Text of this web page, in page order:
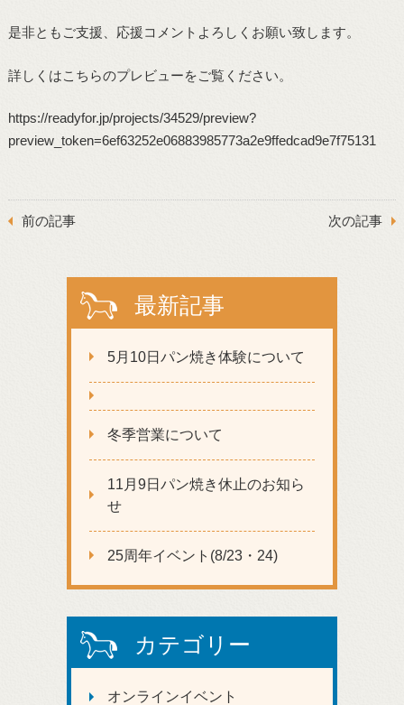
是非ともご支援、応援コメントよろしくお願い致します。
詳しくはこちらのプレビューをご覧ください。
https://readyfor.jp/projects/34529/preview?
preview_token=6ef63252e06883985773a2e9ffedcad9e7f75131
前の記事 次の記事
最新記事
5月10日パン焼き体験について
冬季営業について
11月9日パン焼き休止のお知ら
せ
25周年イベント(8/23・24)
カテゴリー
オンラインイベント